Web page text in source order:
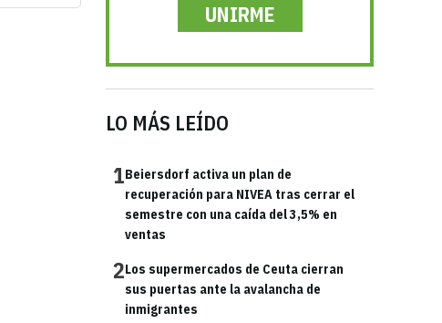
UNIRME
LO MÁS LEÍDO
1Beiersdorf activa un plan de
recuperación para NIVEA tras cerrar el
semestre con una caída del 3,5% en
ventas
2Los supermercados de Ceuta cierran
sus puertas ante la avalancha de
inmigrantes